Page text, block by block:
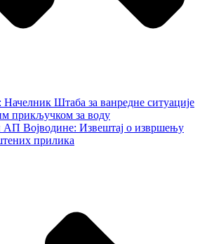
Штаба за ванредне ситуације
прикључком за воду
Војводине: Извештај о извршењу
прилика